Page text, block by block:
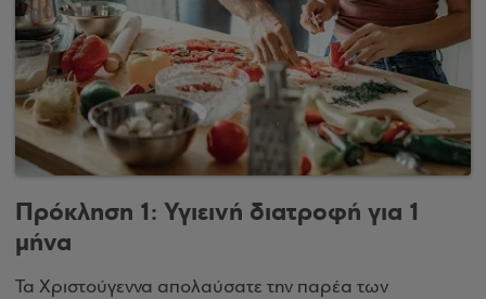
Πρόκληση 1: Υγιεινή διατροφή για 1
μήνα
Τα Χριστούγεννα απολαύσατε την παρέα των